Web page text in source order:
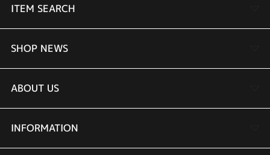
ITEM SEARCH
婚約指輪
結婚指輪
セットリング
SHOP NEWS
TAKEUCHI BRIDAL金沢本店情報
商品一覧
ABOUT US
会社概要
INFORMATION